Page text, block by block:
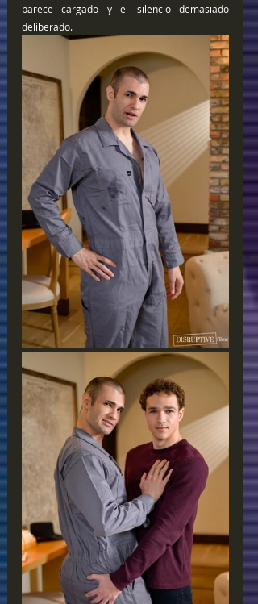
parece cargado y el silencio demasiado
deliberado.